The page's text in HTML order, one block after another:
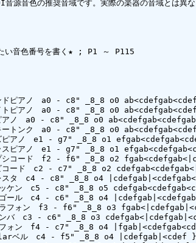
音色の推奨音域です。実際の楽器の音域とは異な
ドピアノ　a0 - c8" _8_8 o0
トピアノ　a0 - c8" _8_8 o0
アノ　a0 - c8" _8_8 o0
ートンク　a0 - c8" _8_8 o0
ピアノ　e1 - g7" _8_8 o1
スピアノ　e1 - g7" _8_8 o1
シコード　f2 - f6" _8_8 o2
コード　c2 - c7" _8_8 o2
スタ　c4 - c8" _8_8 o4
ッケン　c5 - c8" _8_8 o5
ゴール　c4 - c6" _8_8 o4
ラフォン　f3 - f6" _8_8 o3
ンバ　c3 - c6" _8_8 o3
フォン　f4 - c7" _8_8 o4
ベル　c4 - f5" _8_8 o4 |cdefgab|<cdef }